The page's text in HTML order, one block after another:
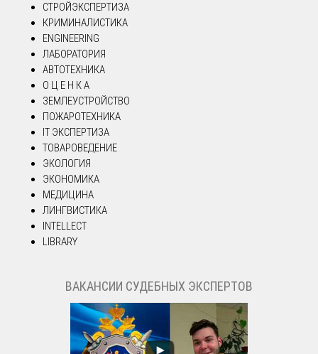
СТРОЙЭКСПЕРТИЗА
КРИМИНАЛИСТИКА
ENGINEERING
ЛАБОРАТОРИЯ
АВТОТЕХНИКА
О Ц Е Н К А
ЗЕМЛЕУСТРОЙСТВО
ПОЖАРОТЕХНИКА
IT ЭКСПЕРТИЗА
ТОВАРОВЕДЕНИЕ
ЭКОЛОГИЯ
ЭКОНОМИКА
МЕДИЦИНА
ЛИНГВИСТИКА
INTELLECT
LIBRARY
ВАКАНСИИ СУДЕБНЫХ ЭКСПЕРТОВ